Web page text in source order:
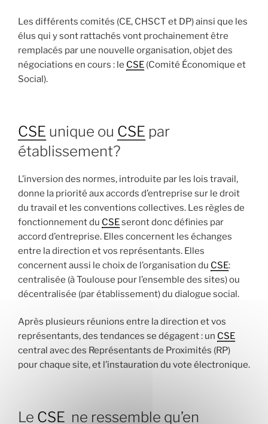
Les différents comités (CE, CHSCT et DP) ainsi que les
élus qui y sont rattachés vont prochainement être
remplacés par une nouvelle organisation, objet des
négociations en cours : le CSE (Comité Économique et
Social).
CSE unique ou CSE par
établissement?
L’inversion des normes, introduite par les lois travail,
donne la priorité aux accords d’entreprise sur le droit
du travail et les conventions collectives. Les règles de
fonctionnement du CSEseront donc définies par
accord d’entreprise. Elles concernent les échanges
entre la direction et vos représentants. Elles
concernent aussi le choix de l’organisation du CSE:
centralisée (à Toulouse pour l’ensemble des sites) ou
décentralisée (par établissement) du dialogue social.
Après plusieurs réunions entre la direction et vos
représentants, des tendances se dégagent : un CSE
central avec des Représentants de Proximités (RP)
pour chaque site, et l’instauration du vote électronique.
Le CSE ne ressemble qu’en